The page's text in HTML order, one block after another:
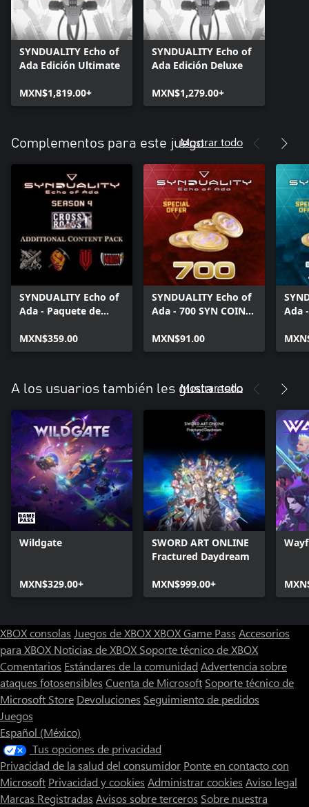
SYNDUALITY Echo of
Ada Edición Ultimate
MXN$1,819.00+
SYNDUALITY Echo of
Ada Edición Deluxe
MXN$1,279.00+
Complementos para este juegoMostrar todo
SYNDUALITY Echo of
Ada - Paquete de
de la temporada 4
MXN$359.00
SYNDUALITY Echo of
Ada - 700 SYN COINS
MXN$91.00
Ada
A los usuarios también les gusta esto
Mostrar todo
Wildgate
MXN$329.00+
SWORD ART ONLINE
Fractured Daydream
MXN$999.00+
XBOX consolas Juegos de XBOXXBOX Game Pass Accesorios
para XBOX Noticias de XBOX Soporte técnico de XBOX
Comentarios Estándares de la comunidad Advertencia sobre
ataques fotosensibles Cuenta de Microsoft Soporte técnico de
Microsoft Store Devoluciones Seguimiento de pedidos
Juegos
Español (México)
Tus opciones de privacidad
Privacidad de la salud del consumidor Ponte en contacto con
Microsoft Privacidad y cookies Administrar cookies Aviso legal
Marcas Registradas Avisos sobre terceros Sobre nuestra